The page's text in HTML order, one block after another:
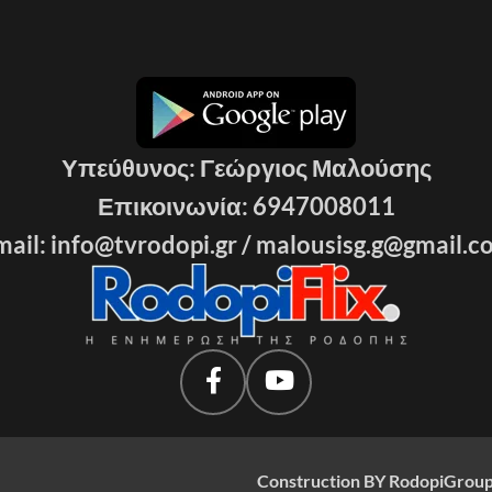
Υπεύθυνος: Γεώργιος Μαλούσης
Επικοινωνία: 6947008011
info@tvrodopi.gr /
Construction BY